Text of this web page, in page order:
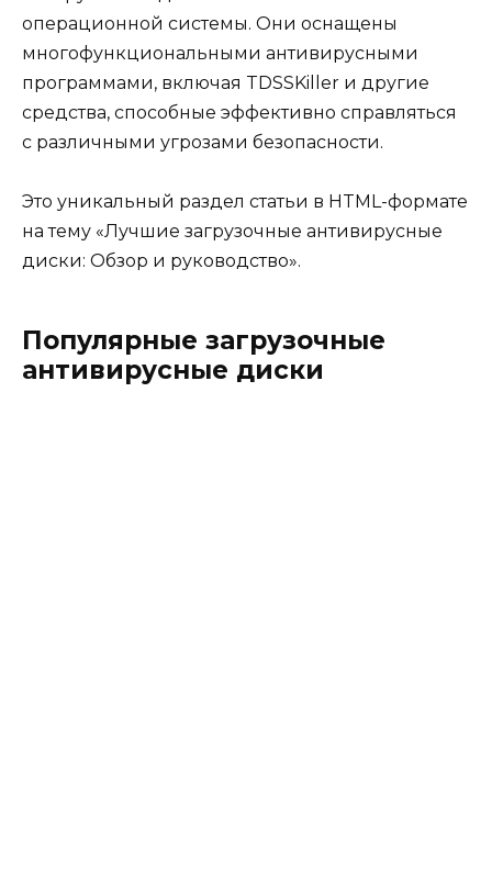
операционной системы. Они оснащены
многофункциональными антивирусными
программами, включая TDSSKiller и другие
средства, способные эффективно справляться
с различными угрозами безопасности.
Это уникальный раздел статьи в HTML-формате
на тему «Лучшие загрузочные антивирусные
диски: Обзор и руководство».
Популярные загрузочные
антивирусные диски